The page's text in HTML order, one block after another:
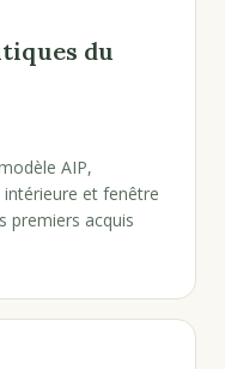
du
AIP,
et fenêtre
premiers acquis